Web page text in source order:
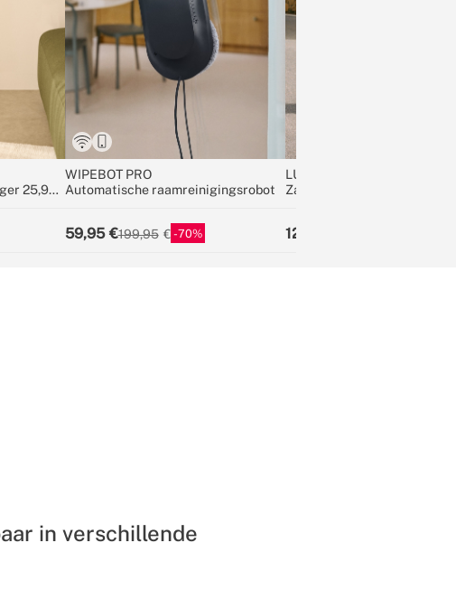
25,9V
WIPEBOT PRO
Automatische raamreinigingsrobot
59,95 199,95 70
LUGGAGE STUDIO SOFT
Zachte koffer van polyester
124,95
in verschillende